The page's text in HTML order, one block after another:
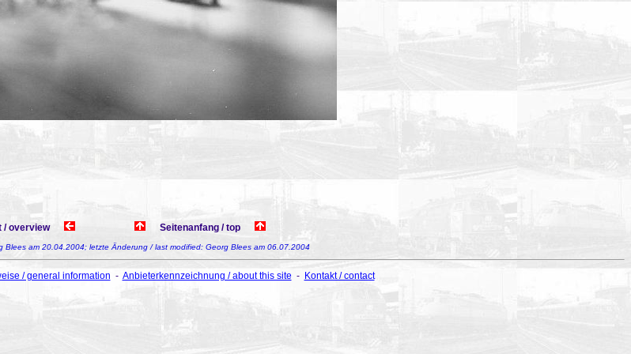
/ overview Seitenanfang / top
Blees am 20.04.2004; letzte Änderung / last modified: Georg Blees am 06.07.2004
/ general information - Anbieterkennzeichnung / about this site- Kontakt / contact